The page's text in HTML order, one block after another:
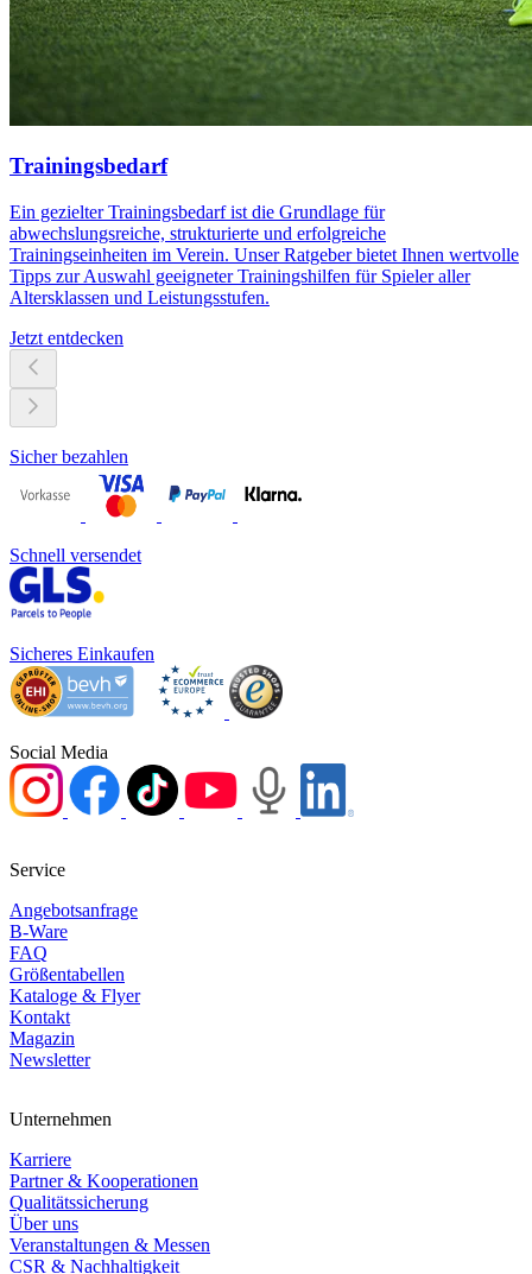
Trainingsbedarf
Ein gezielter Trainingsbedarf ist die Grundlage für
abwechslungsreiche, strukturierte und erfolgreiche
Trainingseinheiten im Verein. Unser Ratgeber bietet Ihnen wertvolle
Tipps zur Auswahl geeigneter Trainingshilfen für Spieler aller
Altersklassen und Leistungsstufen.
Jetzt entdecken
Sicher bezahlen
Schnell versendet
Sicheres Einkaufen
Social Media
Service
Angebotsanfrage
B-Ware
FAQ
Größentabellen
Kataloge & Flyer
Kontakt
Magazin
Newsletter
Unternehmen
Karriere
Partner & Kooperationen
Qualitätssicherung
Über uns
Veranstaltungen & Messen
CSR & Nachhaltigkeit